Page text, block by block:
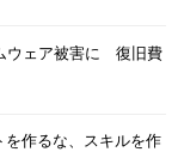
ウェア被害に 復旧費
作るな、スキルを作